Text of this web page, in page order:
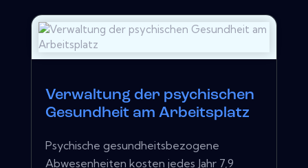
Verwaltung der psychischen
Gesundheit am Arbeitsplatz
Psychische gesundheitsbezogene
Abwesenheiten kosten jedes Jahr 7,9